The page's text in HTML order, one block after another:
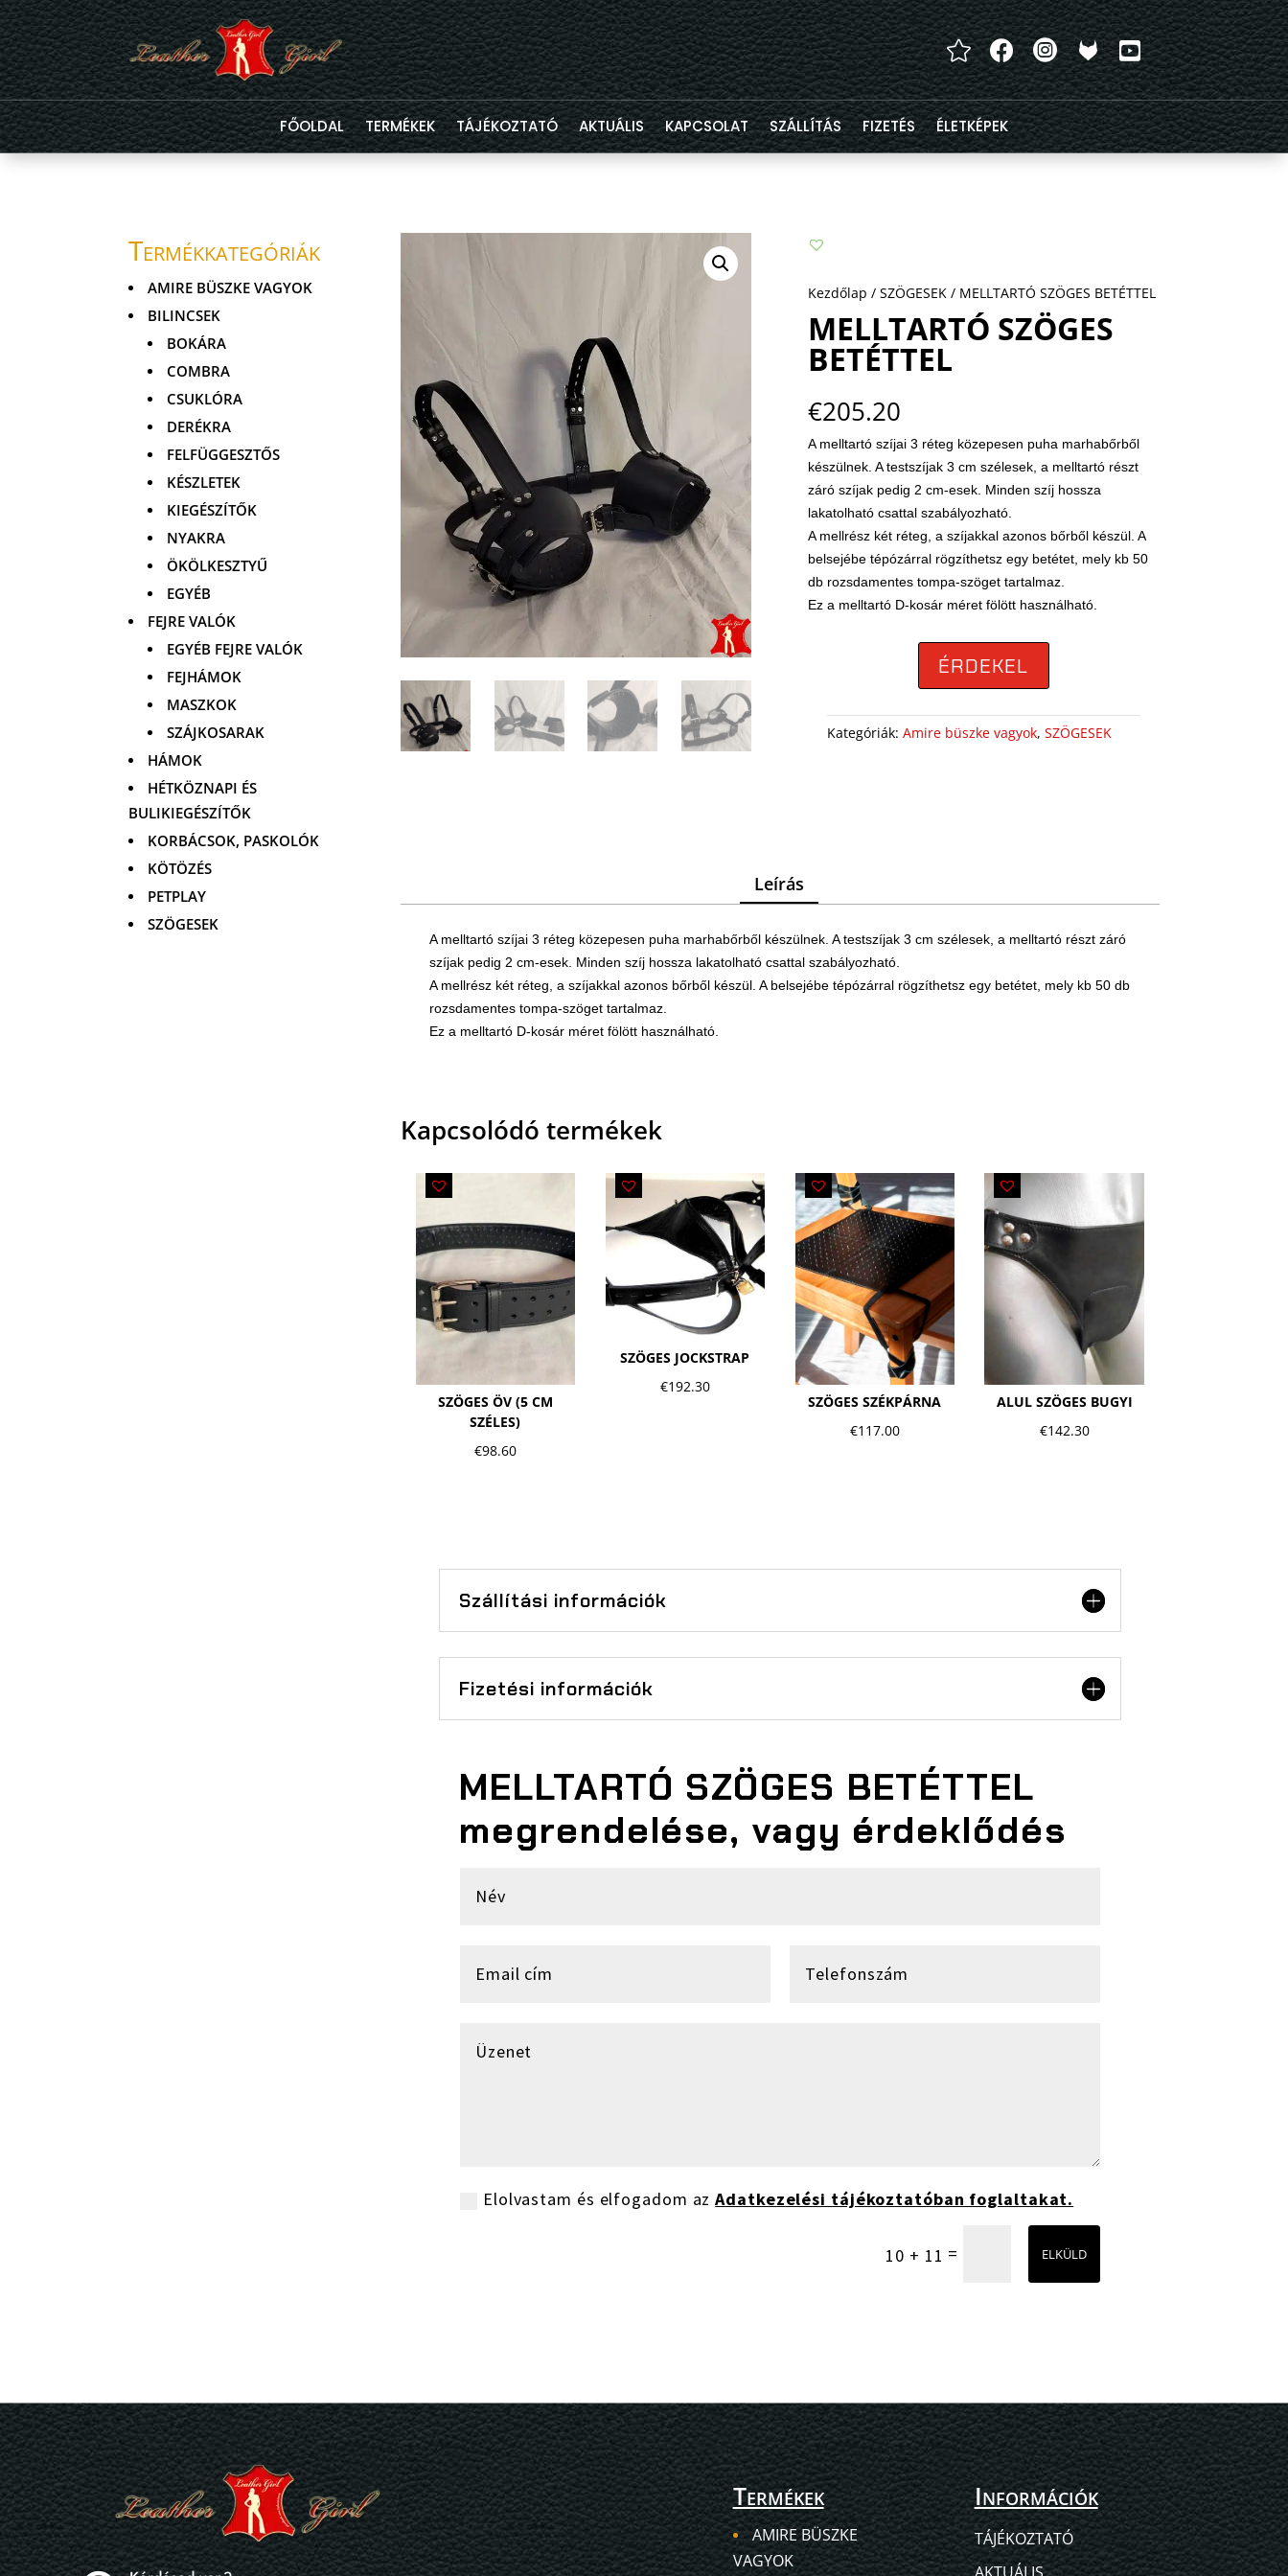
   
FŐOLDAL TERMÉKEK TÁJÉKOZTATÓ AKTUÁLIS KAPCSOLAT SZÁLLÍTÁS FIZETÉS ÉLETKÉPEK
Termékkategóriák
AMIRE BÜSZKE VAGYOK
BILINCSEK
BOKÁRA
COMBRA
CSUKLÓRA
DERÉKRA
FELFÜGGESZTŐS
KÉSZLETEK
KIEGÉSZÍTŐK
NYAKRA
ÖKÖLKESZTYŰ
EGYÉB
FEJRE VALÓK
EGYÉB FEJRE VALÓK
FEJHÁMOK
MASZKOK
SZÁJKOSARAK
HÁMOK
HÉTKÖZNAPI ÉS
BULIKIEGÉSZÍTŐK
KORBÁCSOK, PASKOLÓK
KÖTÖZÉS
PETPLAY
SZÖGESEK
Kezdőlap /SZÖGESEK / MELLTARTÓ SZÖGES BETÉTTEL
MELLTARTÓ SZÖGES
BETÉTTEL
€205.20
A melltartó szíjai 3 réteg közepesen puha marhabőrből
készülnek. A testszíjak 3 cm szélesek, a melltartó részt
záró szíjak pedig 2 cm-esek. Minden szíj hossza
lakatolható csattal szabályozható.
A mellrész két réteg, a szíjakkal azonos bőrből készül. A
belsejébe tépózárral rögzíthetsz egy betétet, mely kb 50
db rozsdamentes tompa-szöget tartalmaz.
Ez a melltartó D-kosár méret fölött használható.
ÉRDEKEL
Kategóriák:Amire büszke vagyok,SZÖGESEK
Leírás
A melltartó szíjai 3 réteg közepesen puha marhabőrből készülnek. A testszíjak 3 cm szélesek, a melltartó részt záró
szíjak pedig 2 cm-esek. Minden szíj hossza lakatolható csattal szabályozható.
A mellrész két réteg, a szíjakkal azonos bőrből készül. A belsejébe tépózárral rögzíthetsz egy betétet, mely kb 50 db
rozsdamentes tompa-szöget tartalmaz.
Ez a melltartó D-kosár méret fölött használható.
Kapcsolódó termékek
SZÖGES ÖV (5 CM
SZÉLES)
€98.60
SZÖGES JOCKSTRAP
€192.30
SZÖGES SZÉKPÁRNA
€117.00
ALUL SZÖGES BUGYI
€142.30
Szállítási információk
Fizetési információk
MELLTARTÓ SZÖGES BETÉTTEL
megrendelése, vagy érdeklődés
Elolvastam és elfogadom azAdatkezelési tájékoztatóban foglaltakat.
10 + 11 = ELKÜLD
Termékek
AMIRE BÜSZKE
VAGYOK
Információk
TÁJÉKOZTATÓ
AKTUÁLIS